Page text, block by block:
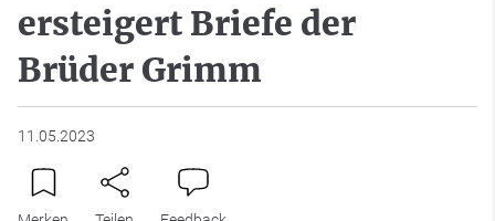
ersteigert Briefe der
Brüder Grimm
11.05.2023